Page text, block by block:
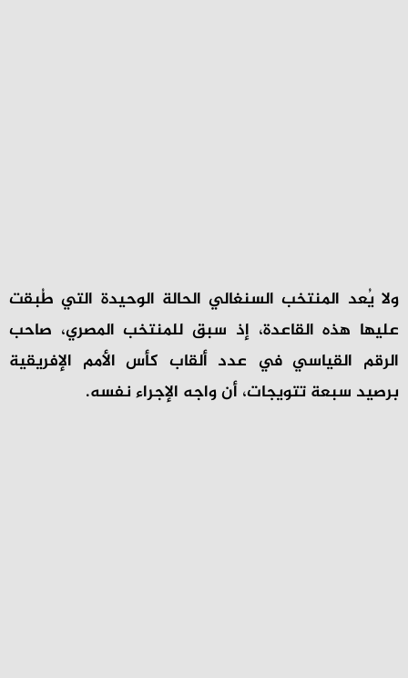
ولا يُعد المنتخب السنغالي الحالة الوحيدة التي طُبقت
عليها هذه القاعدة، إذ سبق للمنتخب المصري، صاحب
الرقم القياسي في عدد ألقاب كأس الأمم الإفريقية
برصيد سبعة تتويجات، أن واجه الإجراء نفسه.